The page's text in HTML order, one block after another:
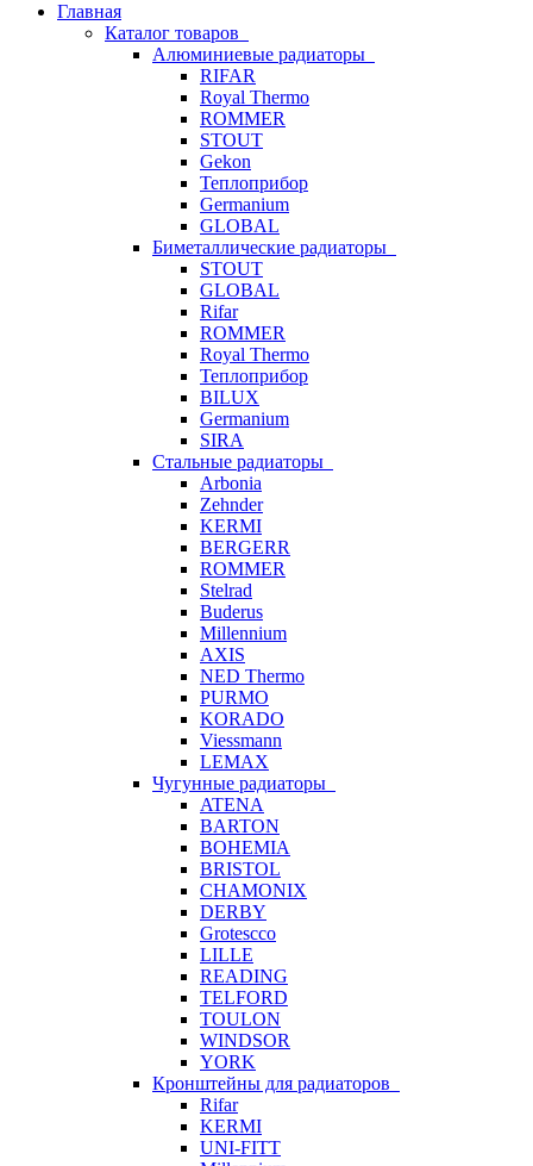
Главная
Каталог товаров
Алюминиевые радиаторы
RIFAR
Royal Thermo
ROMMER
STOUT
Gekon
Теплоприбор
Germanium
GLOBAL
Биметаллические радиаторы
STOUT
GLOBAL
Rifar
ROMMER
Royal Thermo
Теплоприбор
BILUX
Germanium
SIRA
Стальные радиаторы
Arbonia
Zehnder
KERMI
BERGERR
ROMMER
Stelrad
Buderus
Millennium
AXIS
NED Thermo
PURMO
KORADO
Viessmann
LEMAX
Чугунные радиаторы
ATENA
BARTON
BOHEMIA
BRISTOL
CHAMONIX
DERBY
Grotescco
LILLE
READING
TELFORD
TOULON
WINDSOR
YORK
Кронштейны для радиаторов
Rifar
KERMI
UNI-FITT